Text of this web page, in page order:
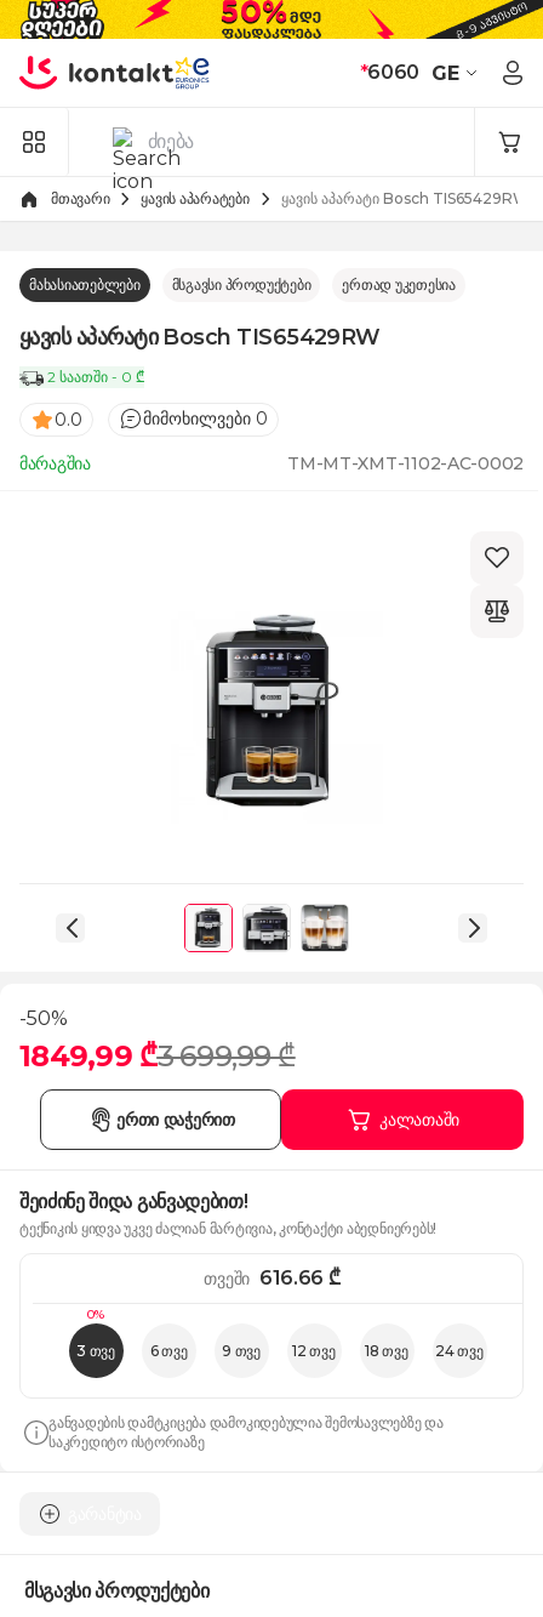
Skip to Content
*6060 GE
მთავარი ყავის აპარატები ყავის აპარატი Bosch TIS65429RW
მახასიათებლები მსგავსი პროდუქტები ერთად უკეთესია
ყავის აპარატი Bosch TIS65429RW
2 საათში - 0 ₾
0.0 მიმოხილვები 0
მარაგშია TM-MT-XMT-1102-AC-0002
-50%
1849,99 ₾3 699,99 ₾
კალათაში
ერთი დაჭერით
შეიძინე შიდა განვადებით!
ტექნიკის ყიდვა უკვე ძალიან მარტივია, კონტაქტი აბედნიერებს!
0%
3 თვე 6 თვე 9 თვე 12 თვე 18 თვე 24 თვე
თვეში 616.66 ₾
განვადების დამტკიცება დამოკიდებულია შემოსავლებზე და
საკრედიტო ისტორიაზე
მსგავსი პროდუქტები